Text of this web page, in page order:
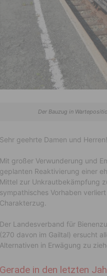
Der Bauzug in
Sehr geehrte Damen und Herren!
Mit großer Verwunderung und
geplanten Reaktivierung einer
Mittel zur Unkrautbekämpfung
sympathisches Vorhaben
Charakterzug.
Der Landesverband für
(270 davon im Gailtal) ersucht
Alternativen in Erwägung zu
Gerade in den letzten